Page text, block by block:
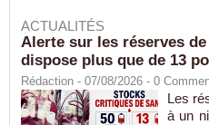
ACTUALITÉS
Alerte sur les réserves
dispose plus que de 13
Rédaction - 07/08/2026 - 0
Les
à un